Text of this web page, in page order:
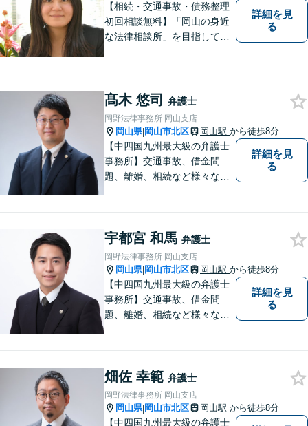
【相続・交通事故・債務整理
初回相談無料】「岡山の身近
な法律相談所」を目指してい
んなささいなことでも構いま
せん。お気軽にご相談くださ
い。【土曜日も受付可能】
【専用駐車場あり】
詳細を見
る
髙木 悠司 弁護士
岡野法律事務所 岡山支店
岡山県|岡山市北区 岡山駅 から徒歩8分
【中四国九州最大級の弁護士
事務所】交通事故、借金問
題、離婚、相続など様々な問
い！
詳細を見
る
宇都宮 和馬 弁護士
岡野法律事務所 岡山支店
岡山県|岡山市北区 岡山駅 から徒歩8分
【中四国九州最大級の弁護士
事務所】交通事故、借金問
題、離婚、相続など様々な問
い！
詳細を見
る
畑佐 幸範 弁護士
岡野法律事務所 岡山支店
岡山県|岡山市北区 岡山駅 から徒歩8分
【中四国九州最大級の弁護士